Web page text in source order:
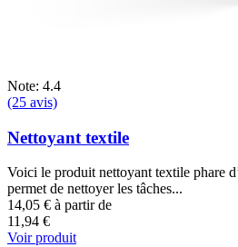
Note: 4.4
(25 avis)
Nettoyant textile
Voici le produit nettoyant textile phare
permet de nettoyer les tâches...
14,05 € à partir de
11,94 €
Voir produit